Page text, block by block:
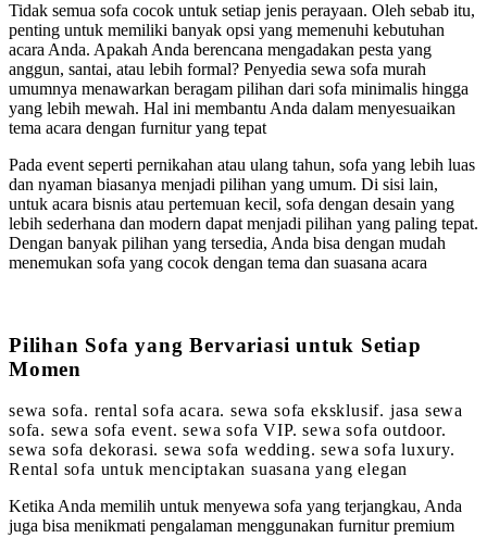
Tidak semua sofa cocok untuk setiap jenis perayaan. Oleh sebab itu,
penting untuk memiliki banyak opsi yang memenuhi kebutuhan
acara Anda. Apakah Anda berencana mengadakan pesta yang
anggun, santai, atau lebih formal? Penyedia sewa sofa murah
umumnya menawarkan beragam pilihan dari sofa minimalis hingga
yang lebih mewah. Hal ini membantu Anda dalam menyesuaikan
tema acara dengan furnitur yang tepat
Pada event seperti pernikahan atau ulang tahun, sofa yang lebih luas
dan nyaman biasanya menjadi pilihan yang umum. Di sisi lain,
untuk acara bisnis atau pertemuan kecil, sofa dengan desain yang
lebih sederhana dan modern dapat menjadi pilihan yang paling tepat.
Dengan banyak pilihan yang tersedia, Anda bisa dengan mudah
menemukan sofa yang cocok dengan tema dan suasana acara
Pilihan Sofa yang Bervariasi untuk Setiap
Momen
sewa sofa. rental sofa acara. sewa sofa eksklusif. jasa sewa
sofa. sewa sofa event. sewa sofa VIP. sewa sofa outdoor.
sewa sofa dekorasi. sewa sofa wedding. sewa sofa luxury.
Rental sofa untuk menciptakan suasana yang elegan
Ketika Anda memilih untuk menyewa sofa yang terjangkau, Anda
juga bisa menikmati pengalaman menggunakan furnitur premium